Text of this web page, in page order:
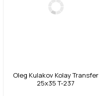
Oleg Kulakov Kolay Transfer
25x35 T-237